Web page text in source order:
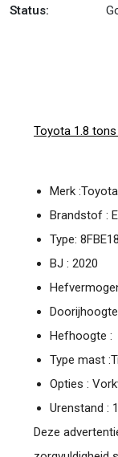
Status:
Toyota 1.8
Merk :Toyota
Brandstof :
Type:
BJ : 2020
Hefhoogte
Type mast
Opties :
Urenstand :
Deze